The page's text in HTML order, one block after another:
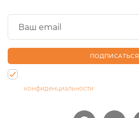
ПОДПИСАТЬСЯ
конфиденциальности